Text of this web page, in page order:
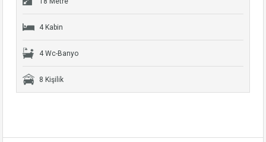
4 Kabin
4 Wc-Banyo
8 Kişilik